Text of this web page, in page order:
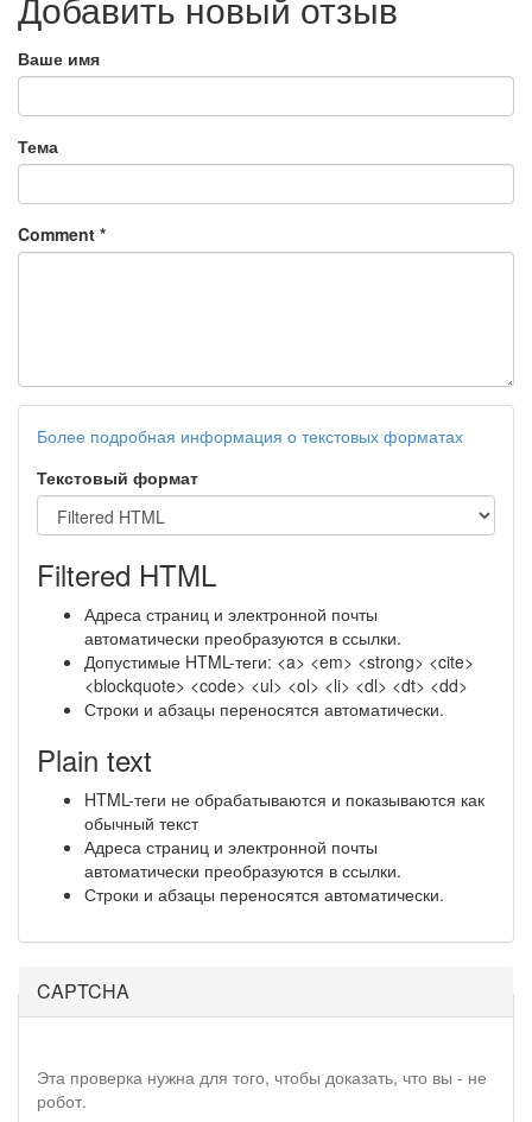
Ваше имя
Тема
Comment *
Более подробная информация о текстовых форматах
Текстовый формат
Filtered HTML
Адреса страниц и электронной почты
автоматически преобразуются в ссылки.
Допустимые HTML-теги: <a> <em> <strong> <cite>
<blockquote> <code> <ul> <ol> <li> <dl> <dt> <dd>
Строки и абзацы переносятся автоматически.
Plain text
HTML-теги не обрабатываются и показываются как
обычный текст
Адреса страниц и электронной почты
автоматически преобразуются в ссылки.
Строки и абзацы переносятся автоматически.
CAPTCHA
Эта проверка нужна для того, чтобы доказать, что вы - не
робот.